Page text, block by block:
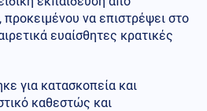
προκειμένου να επιστρέψει στο
ευαίσθητες κρατικές
για κατασκοπεία και
καθεστώς και